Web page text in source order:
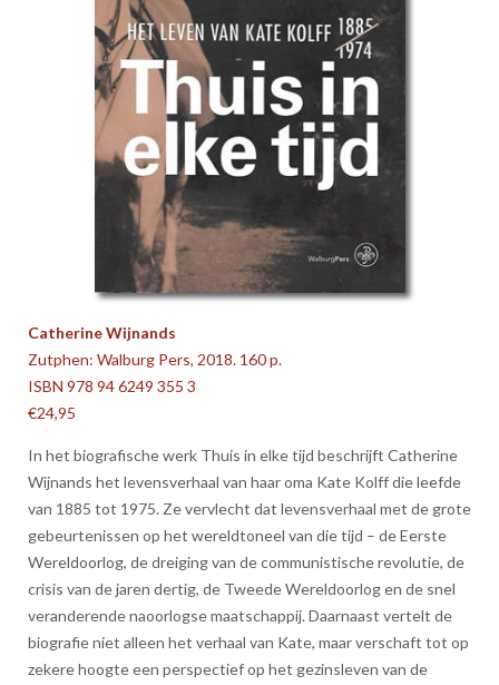
Catherine Wijnands
Zutphen: Walburg Pers, 2018. 160 p.
ISBN 978 94 6249 355 3
€24,95
In het biografische werk Thuis in elke tijd beschrijft Catherine
Wijnands het levensverhaal van haar oma Kate Kolff die leefde
van 1885 tot 1975. Ze vervlecht dat levensverhaal met de grote
gebeurtenissen op het wereldtoneel van die tijd – de Eerste
Wereldoorlog, de dreiging van de communistische revolutie, de
crisis van de jaren dertig, de Tweede Wereldoorlog en de snel
veranderende naoorlogse maatschappij. Daarnaast vertelt de
biografie niet alleen het verhaal van Kate, maar verschaft tot op
zekere hoogte een perspectief op het gezinsleven van de